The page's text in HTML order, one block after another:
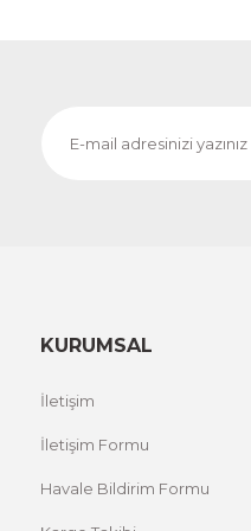
KURUMSAL
İletişim
İletişim Formu
Havale Bildirim Formu